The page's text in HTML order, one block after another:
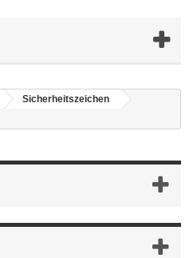
Sicherheitszeichen